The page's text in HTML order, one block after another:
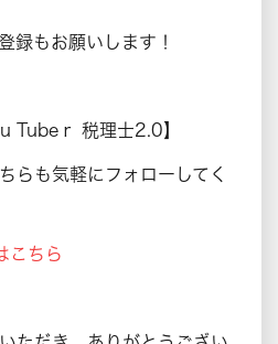
録もお願いします！
Tubeｒ 税理士2.0】
らも気軽にフォローしてく
こちら